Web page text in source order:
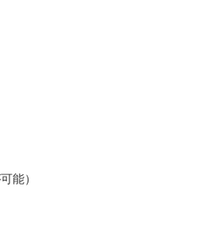
能）